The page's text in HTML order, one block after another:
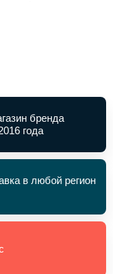
бренда
года
в любой регион